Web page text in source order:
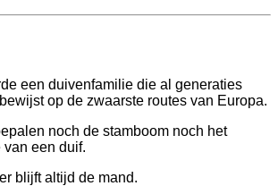
een duivenfamilie die al generaties
op de zwaarste routes van Europa.
noch de stamboom noch het
een duif.
blijft altijd de mand.